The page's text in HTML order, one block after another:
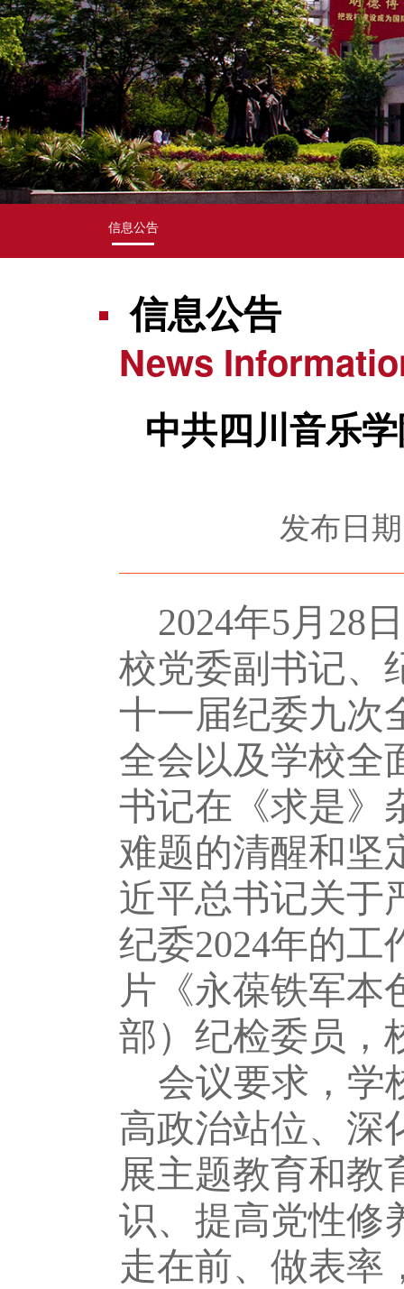
信息公告
信息公告
News
中共四川音乐
发布日
2024年5月 28
校党委副书记、
十一届纪委九次
全会以及学校全
书记在《求是》
难题的清醒和坚
近平总书记关于
纪委2024年的工
片《永葆铁军本
部）纪检委员，
会议要求，学
高政治站位、深
展主题教育和教
识、提高党性修
走在前、做表率